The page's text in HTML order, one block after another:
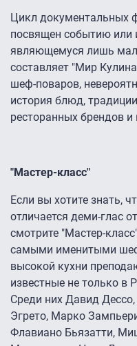
Цикл документальных
посвящен событию или
являющемуся лишь
составляет "Мир
шеф-поваров,
история блюд,
ресторанных брендов и
"Мастер-класс"
Если вы хотите знать,
отличается деми-глас
смотрите "Мастер-
самыми именитыми
высокой кухни
известные не только в
Среди них Давид
Эгрето, Марко
Флавиано Бьязатти,